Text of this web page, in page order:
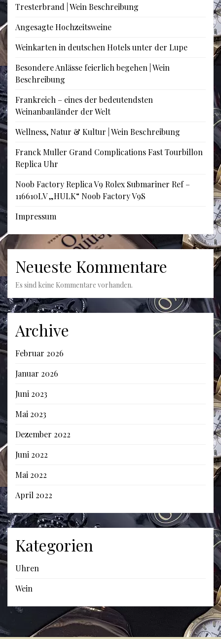
Tresterbrand | Wein Beschreibung
Angesagte Hochzeitsweine
Weinkarten in deutschen Hotels unter der Lupe
Besondere Anlässe feierlich begehen | Wein
Beschreibung
Frankreich – eines der bedeutendsten
Weinanbauländer der Welt
Wellness, Natur & Kultur | Wein Beschreibung
Franck Muller Grand Complications Fast Tourbillon
Replica Uhr
Noob Factory Replica V9 Rolex Submariner Ref –
116610LV „HULK“ Noob Factory V9S
Impressum
Neueste Kommentare
Es sind keine Kommentare vorhanden.
Archive
Februar 2026
Januar 2026
Juni 2023
Mai 2023
Dezember 2022
Juni 2022
Mai 2022
April 2022
Kategorien
Uhren
Wein